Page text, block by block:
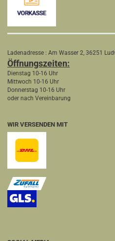
Ladenadresse : Am Wasser 2, 36251
Öffnungszeiten:
Dienstag 10-16 Uhr
Mittwoch 10-16 Uhr
Donnerstag 10-16 Uhr
oder nach Vereinbarung
WIR VERSENDEN MIT